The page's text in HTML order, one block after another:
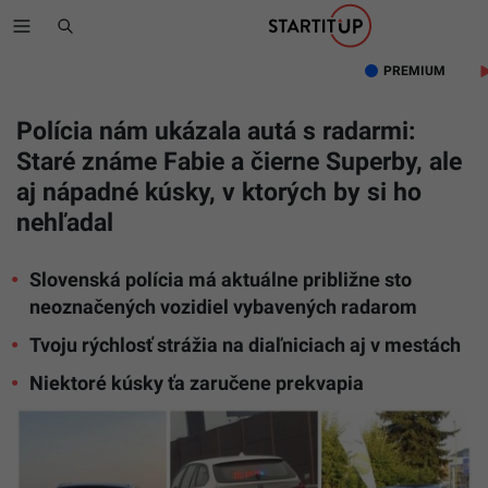
PREMIUM
Polícia nám ukázala autá s radarmi:
Staré známe Fabie a čierne Superby, ale
aj nápadné kúsky, v ktorých by si ho
nehľadal
Slovenská polícia má aktuálne približne sto
neoznačených vozidiel vybavených radarom
Tvoju rýchlosť strážia na diaľniciach aj v mestách
Niektoré kúsky ťa zaručene prekvapia